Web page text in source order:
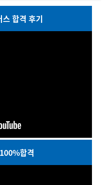
합격 후기
합격